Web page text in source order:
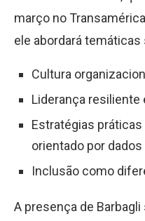
março no
ele abordará temáticas
Cultura
Liderança resiliente
Estratégias práticas
orientado por dados
Inclusão como
A presença de